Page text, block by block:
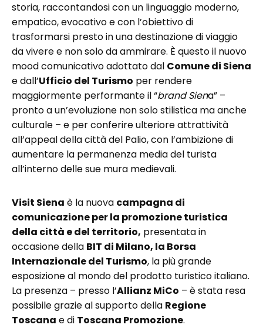
storia, raccontandosi con un linguaggio moderno,
empatico, evocativo e con l’obiettivo di
trasformarsi presto in una destinazione di viaggio
da vivere e non solo da ammirare. È questo il nuovo
mood comunicativo adottato dal Comune di Siena
e dall’Ufficio del Turismo per rendere
maggiormente performante il “brand Siena” –
pronto a un’evoluzione non solo stilistica ma anche
culturale – e per conferire ulteriore attrattività
all’appeal della città del Palio, con l’ambizione di
aumentare la permanenza media del turista
all’interno delle sue mura medievali.
Visit Siena è la nuova campagna di
comunicazione per la promozione turistica
della città e del territorio, presentata in
occasione della BIT di Milano, la Borsa
Internazionale del Turismo, la più grande
esposizione al mondo del prodotto turistico italiano.
La presenza – presso l’Allianz MiCo – è stata resa
possibile grazie al supporto della Regione
Toscana e di Toscana Promozione.